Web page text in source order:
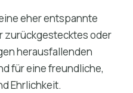
eher entspannte
zurückgestecktes oder
herausfallenden
für eine freundliche,
Ehrlichkeit.